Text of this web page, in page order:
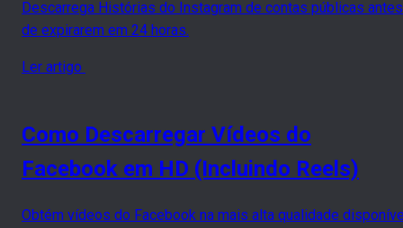
Descarrega Histórias do Instagram de contas públicas antes
de expirarem em 24 horas.
Ler artigo
Como Descarregar Vídeos do
Facebook em HD (Incluindo Reels)
Obtém vídeos do Facebook na mais alta qualidade